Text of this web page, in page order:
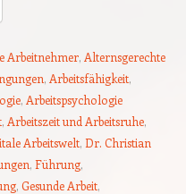
Arbeitnehmer, Alternsgerechte
, Arbeitsfähigkeit,
, Arbeitspsychologie
, Arbeitszeit und Arbeitsruhe,
Arbeitswelt, Dr. Christian
, Führung,
, Gesunde Arbeit,